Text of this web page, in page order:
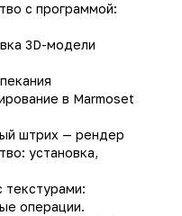
с программой:
3D-модели
в Marmoset
штрих — рендер
установка,
текстурами:
операции.